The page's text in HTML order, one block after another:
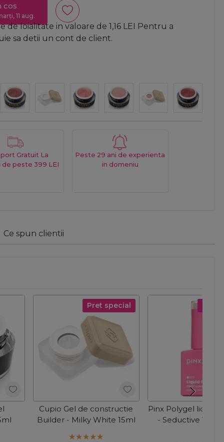
cos
11 aug.
de loialitate in valoare de 1,16 LEI Pentru a
sa detii un cont de client.
Gratuit La
de peste 399 LEI
Peste 29 ani de experienta
in domeniu
Ce spun clientii
Pret special
Cupio Gel de constructie
Builder - Milky White 15ml
Pinx Polygel lichid
- Seductive